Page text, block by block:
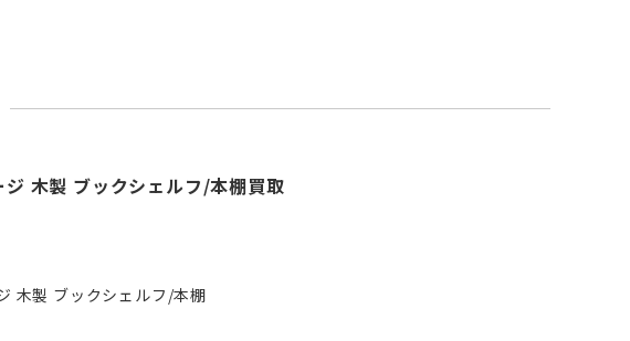
ジ 木製 ブックシェルフ/本棚買取
木製 ブックシェルフ/本棚